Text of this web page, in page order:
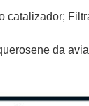
catalizador;
da